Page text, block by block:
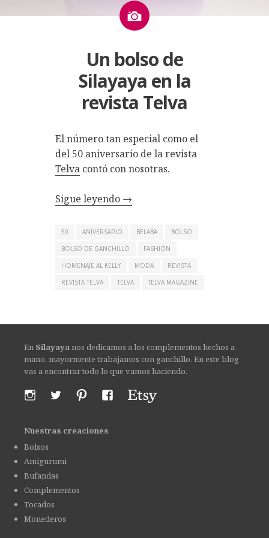
Imagen
Un bolso de
Silayaya en la
revista Telva
El número tan especial como el
del 50 aniversario de la revista
Telva contó con nosotras.
Sigue leyendo →
50 ANIVERSARIO BELABA
BOLSO
BOLSO DE GANCHILLO
FASHION
HOMENAJE AL KELLY
MODA
REVISTA
REVISTA TELVA
TELVA TELVA MAGAZINE
En Silayayanos dedicamos a los complementos hechos a
mano, mayormente trabajamos con ganchillo. En este blog
vas a encontrar todo lo que vamos haciendo.
Nuestras creaciones
Bolsos
Amigurumi
Bufandas
Complementos
Tocados
Monederos